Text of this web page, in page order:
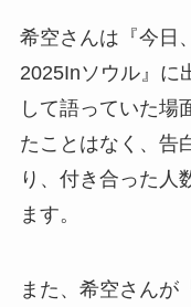
希空さんは『今日
2025Inソウル』に
して語っていた場
たことはなく、告
り、付き合った人
ます。
また、希空さんが